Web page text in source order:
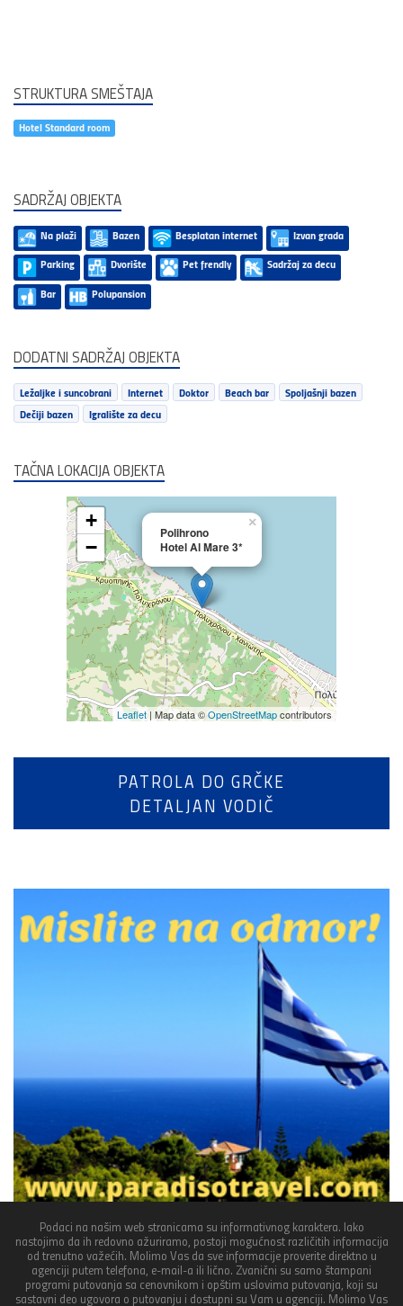
STRUKTURA SMEŠTAJA
Hotel Standard room
SADRŽAJ OBJEKTA
Na plaži Bazen Besplatan internet
Izvan grada
Parking
Dvorište Pet frendly
Sadržaj za decu
Bar
Polupansion
DODATNI SADRŽAJ OBJEKTA
Ležaljke i suncobrani Internet Doktor Beach bar
Spoljašnji bazen
Dečiji bazen
Igralište za decu
TAČNA LOKACIJA OBJEKTA
Polihrono
Hotel Al Mare 3*
×
+
−
Leaflet | Map data ©OpenStreetMapcontributors
PATROLA DO GRČKE
DETALJAN VODIČ
Podaci na našim web stranicama su informativnog karaktera. Iako
nastojimo da ih redovno ažuriramo, postoji mogućnost različitih informacija
od trenutno važećih. Molimo Vas da sve informacije proverite direktno u
agenciji putem telefona, e-mail-a ili lično. Zvanični su samo štampani
programi putovanja sa cenovnikom i opštim uslovima putovanja, koji su
sastavni deo ugovora o putovanju i dostupni su Vam u agenciji. Molimo Vas